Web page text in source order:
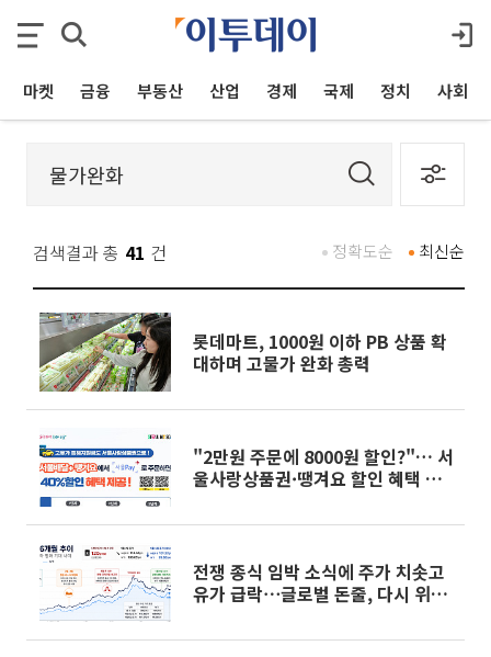
마켓 금융 부동산 산업 경제 국제 정치 사회
검색결과 총 41 건 최신순
정확도순
롯데마트, 1000원 이하 PB 상품 확
대하며 고물가 완화 총력
"2만원 주문에 8000원 할인?"… 서
울사랑상품권·땡겨요 할인 혜택 강
전쟁 종식 임박 소식에 주가 치솟고
유가 급락⋯글로벌 돈줄, 다시 위험